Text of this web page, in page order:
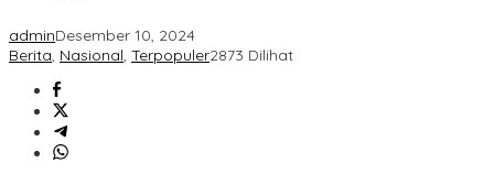
adminDesember 10, 2024
Berita, Nasional, Terpopuler2873 Dilihat